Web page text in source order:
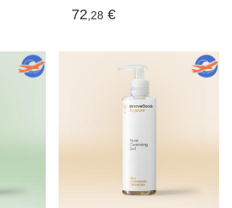
InnovaGoods
72,28 €